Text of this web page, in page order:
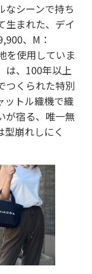
なシーンで持ち
生まれた、デイ
、M：
を使用していま
は、100年以上
つくられた特別
ットル織機で織
が宿る、唯一無
崩れしにく